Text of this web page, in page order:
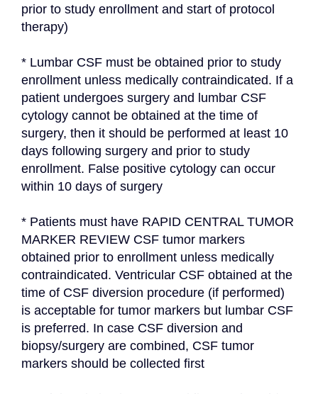
prior to study enrollment and start of protocol
therapy)
* Lumbar CSF must be obtained prior to study
enrollment unless medically contraindicated. If a
patient undergoes surgery and lumbar CSF
cytology cannot be obtained at the time of
surgery, then it should be performed at least 10
days following surgery and prior to study
enrollment. False positive cytology can occur
within 10 days of surgery
* Patients must have RAPID CENTRAL TUMOR
MARKER REVIEW CSF tumor markers
obtained prior to enrollment unless medically
contraindicated. Ventricular CSF obtained at the
time of CSF diversion procedure (if performed)
is acceptable for tumor markers but lumbar CSF
is preferred. In case CSF diversion and
biopsy/surgery are combined, CSF tumor
markers should be collected first